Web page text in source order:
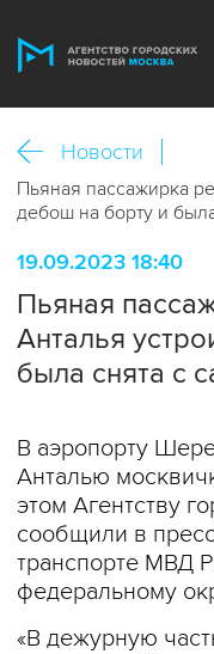
Новости
Пьяная пассажирка
дебош на борту и
19.09.2023 18:40
Пьяная
Анталья
была снята с
В аэропорту
Анталью
этом Агентству
сообщили в
транспорте МВД
федеральному
«В дежурную